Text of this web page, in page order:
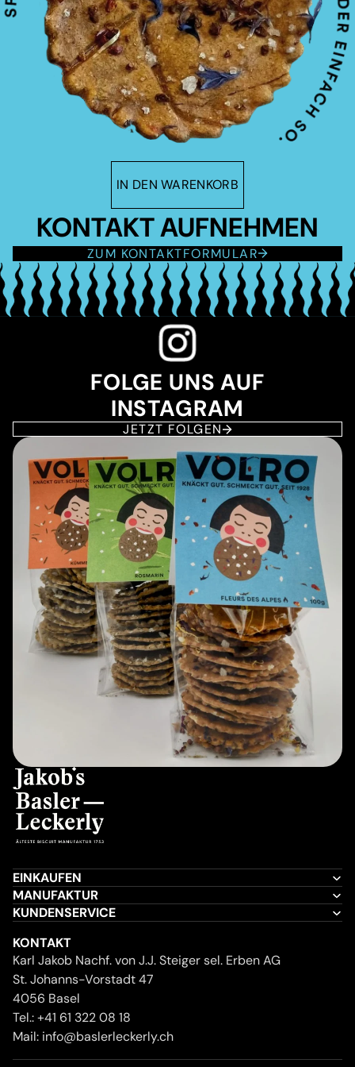
IN DEN WARENKORB
KONTAKT AUFNEHMEN
ZUM KONTAKTFORMULAR
FOLGE UNS AUF
INSTAGRAM
JETZT FOLGEN
EINKAUFEN
MANUFAKTUR
KUNDENSERVICE
KONTAKT
Karl Jakob Nachf. von J.J. Steiger sel. Erben AG
St. Johanns-Vorstadt 47
4056 Basel
Tel.:+41 61 322 08 18
Mail: info@baslerleckerly.ch